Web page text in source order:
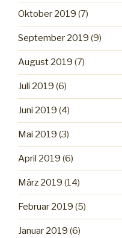
Oktober 2019 (7)
September 2019 (9)
August 2019 (7)
Juli 2019 (6)
Juni 2019 (4)
Mai 2019 (3)
April 2019 (6)
März 2019 (14)
Februar 2019 (5)
Januar 2019 (6)